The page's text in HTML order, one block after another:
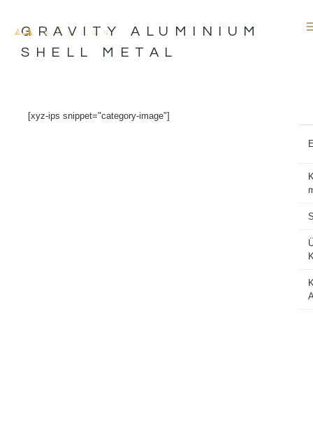
GRAVITY ALUMINIUM
SHELL METAL
[xyz-ips snippet="category-image"]